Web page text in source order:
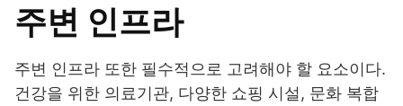
주변 인프라
주변 인프라 또한 필수적으로 고려해야 할 요소이다.
건강을 위한 의료기관, 다양한 쇼핑 시설, 문화 복합